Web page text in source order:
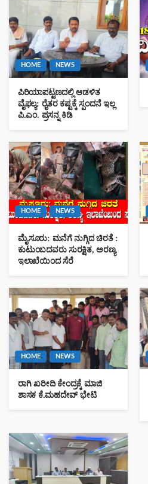
HOME NEWS
ಪಿರಿಯಾಪಟ್ಟಣದಲ್ಲಿ ಆಡಳಿತ
ವೈಫಲ್ಯ: ರೈತರ ಕಷ್ಟಕ್ಕೆ ಸ್ಪಂದನೆ ಇಲ್ಲ
ಪಿ.ಎಂ. ಪ್ರಸನ್ನ ಕಿಡಿ
HOME NEWS
ಮೈಸೂರು: ಮನೆಗೆ ನುಗ್ಗಿದ ಚಿರತೆ :
ಕುಟುಂಬದವರು ಸುರಕ್ಷಿತ, ಅರಣ್ಯ
ಇಲಾಖೆಯಿಂದ ಸೆರೆ
HOME NEWS
ರಾಗಿ ಖರೀದಿ ಕೇಂದ್ರಕ್ಕೆ ಮಾಜಿ
ಶಾಸಕ ಕೆ.ಮಹದೇವ್ ಭೇಟಿ